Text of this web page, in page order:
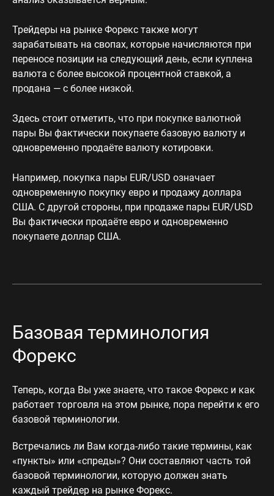
Трейдеры на рынке Форекс также могут
зарабатывать на свопах, которые начисляются при
переносе позиции на следующий день, если куплена
валюта с более высокой процентной ставкой, а
продана — с более низкой.
Здесь стоит отметить, что при покупке валютной
пары Вы фактически покупаете базовую валюту и
одновременно продаёте валюту котировки.
Например, покупка пары EUR/USD означает
одновременную покупку евро и продажу доллара
США. С другой стороны, при продаже пары EUR/USD
Вы фактически продаёте евро и одновременно
покупаете доллар США.
Базовая терминология
Форекс
Теперь, когда Вы уже знаете, что такое Форекс и как
работает торговля на этом рынке, пора перейти к его
базовой терминологии.
Встречались ли Вам когда-либо такие термины, как
«пункты» или «спреды»? Они составляют часть той
базовой терминологии, которую должен знать
каждый трейдер на рынке Форекс.